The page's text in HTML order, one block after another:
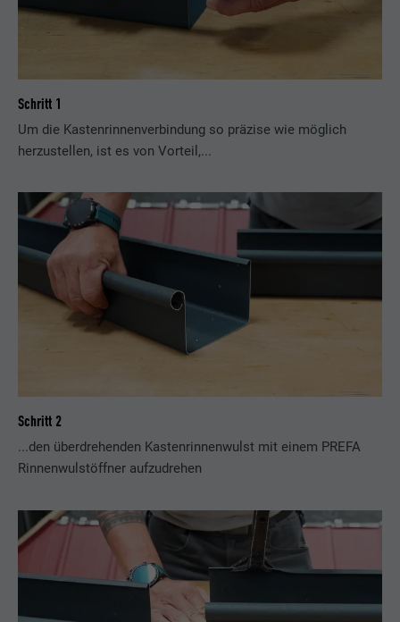
Schritt 1
Um die Kastenrinnenverbindung so präzise wie möglich
herzustellen, ist es von Vorteil,...
Schritt 2
...den überdrehenden Kastenrinnenwulst mit einem PREFA
Rinnenwulstöffner aufzudrehen